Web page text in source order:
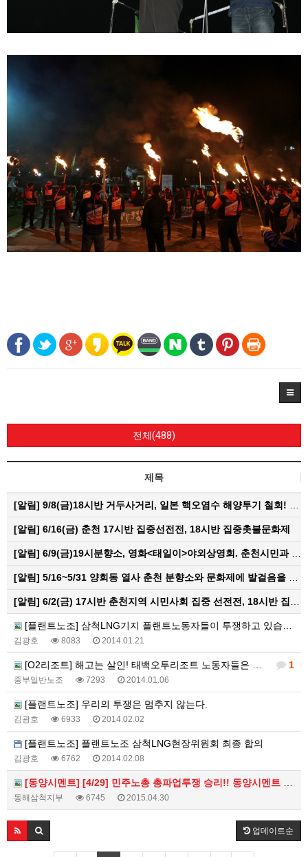
전체(488)
제목
[알림] 9/8(금)18시반 거두사거리, 일본 핵오염수 해양투기 철회! 춘천시민대회
[알림] 6/16(금) 춘천 17시반 집중선전전, 18시반 집중촛불문화제
[알림] 6/9(금)19시분향소, 영화<태일이>야외상영회. 춘천시민과 함께하는 한여름밤의 영화산책
[알림] 5/16~5/31 양회동 열사 춘천 분향소와 문화제에 발걸음을 내어주신 모든 분들께 감사인사를 올립니다.
[알림] 6/2(금) 17시반 춘천지역 시민사회 집중 선전전, 18시반 집중 촛불문화제
[플랜트노조] 삼척LNG기지 플랜트노동자들이 투쟁하고 있습니다.
김광호 8083 2014.01.21
1
[O2리조트] 해고는 살인! 태백오투리조트 노동자들은 반드시 현장으로 돌아갈 것이다!!
중부일반노조 7293 2014.01.06
[플랜트노조] 우리의 투쟁은 멈추지 않는다.
김광호 6933 2014.02.02
[플랜트노조] 플랜트노조 삼척LNG현장위원회 최종 합의
김광호 6762 2014.02.08
[동양시멘트] [4/29] 민주노총 총파업투쟁 승리!! 동양시멘트 위장도급 분쇄!! 민주노총 동해삼척지부 공동행동
동해삼척지부 6745 2015.04.30
업데이트순